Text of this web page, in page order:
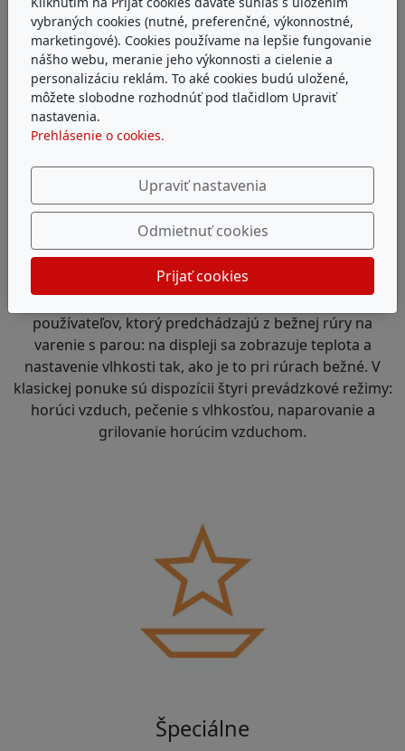
Klasika
Tento prevádzkový režim je vhodný najmä pre
používateľov, ktorý predchádzajú z bežnej rúry na
varenie s parou: na displeji sa zobrazuje teplota a
nastavenie vlhkosti tak, ako je to pri rúrach bežné. V
klasickej ponuke sú dispozícii štyri prevádzkové režimy:
horúci vzduch, pečenie s vlhkosťou, naparovanie a
grilovanie horúcim vzduchom.
Špeciálne
vybraných cookies (nutné, preferenčné, výkonnostné,
marketingové). Cookies používame na lepšie fungovanie
nášho webu, meranie jeho výkonnosti a cielenie a
personalizáciu reklám. To aké cookies budú uložené,
môžete slobodne rozhodnúť pod tlačidlom Upraviť
nastavenia.
Prehlásenie o cookies.
Upraviť nastavenia
Odmietnuť cookies
Prijať cookies